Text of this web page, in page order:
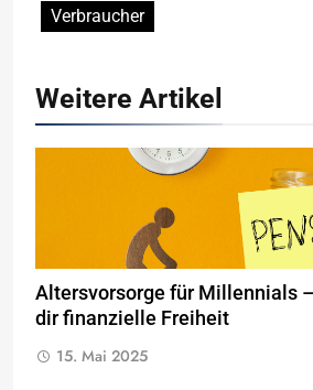
Verbraucher
Weitere Artikel
Altersvorsorge für Millennials
dir finanzielle Freiheit
15. Mai 2025